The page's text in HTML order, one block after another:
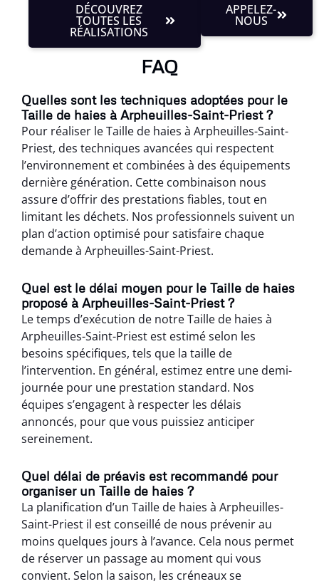
DÉCOUVREZ
TOUTES LES
RÉALISATIONS
APPELEZ-
NOUS
FAQ
Quelles sont les techniques adoptées pour le
Taille de haies à Arpheuilles-Saint-Priest ?
Pour réaliser le Taille de haies à Arpheuilles-Saint-
Priest, des techniques avancées qui respectent
l’environnement et combinées à des équipements
dernière génération. Cette combinaison nous
assure d’offrir des prestations fiables, tout en
limitant les déchets. Nos professionnels suivent un
plan d’action optimisé pour satisfaire chaque
demande à Arpheuilles-Saint-Priest.
Quel est le délai moyen pour le Taille de haies
proposé à Arpheuilles-Saint-Priest ?
Le temps d’exécution de notre Taille de haies à
Arpheuilles-Saint-Priest est estimé selon les
besoins spécifiques, tels que la taille de
l’intervention. En général, estimez entre une demi-
journée pour une prestation standard. Nos
équipes s’engagent à respecter les délais
annoncés, pour que vous puissiez anticiper
sereinement.
Quel délai de préavis est recommandé pour
organiser un Taille de haies ?
La planification d’un Taille de haies à Arpheuilles-
Saint-Priest il est conseillé de nous prévenir au
moins quelques jours à l’avance. Cela nous permet
de réserver un passage au moment qui vous
convient. Selon la saison, les créneaux se